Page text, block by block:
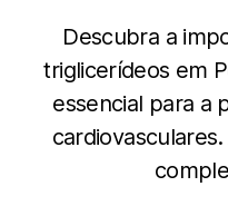
Descubra a
triglicerídeos em
essencial para a